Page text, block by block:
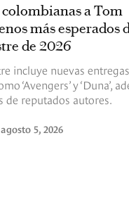
a Tom
más esperados
de 2026
incluye nuevas
‘Avengers’ y ‘Duna’,
de reputados autores.
agosto 5, 2026